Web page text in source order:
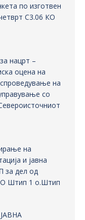
по изготвен
С3.06 КО
нацрт –
оцена на
на
со
на
и јавна
за дел од
Штип 1 о.Штип